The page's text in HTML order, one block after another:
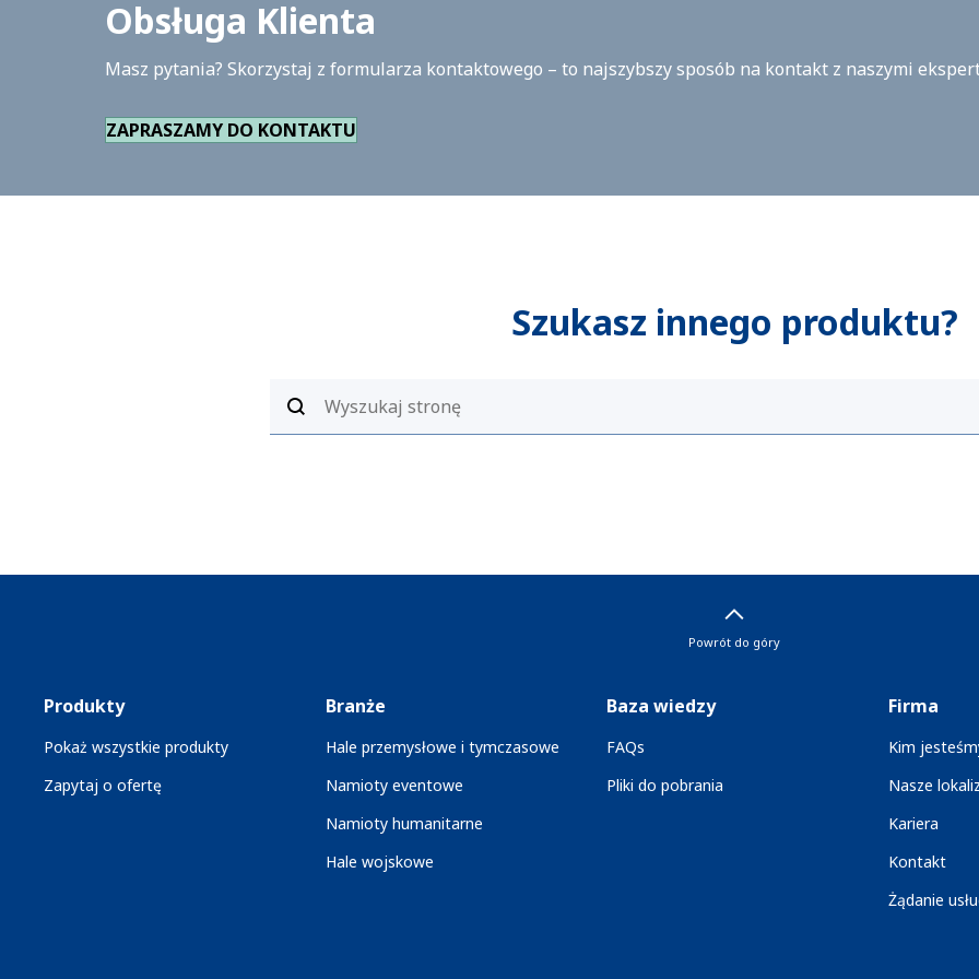
Obsługa Klienta
Masz pytania? Skorzystaj z formularza kontaktowego – to najszybszy sposób na kontakt z naszymi
ZAPRASZAMY DO KONTAKTU
Szukasz innego produktu?
Powrót do góry
Produkty
Pokaż wszystkie produkty
Zapytaj o ofertę
Branże
Hale przemysłowe i tymczasowe
Namioty eventowe
Namioty humanitarne
Hale wojskowe
Baza wiedzy
FAQs
Pliki do pobrania
Firma
Kim
Nasze
Kariera
Kontakt
Żądanie